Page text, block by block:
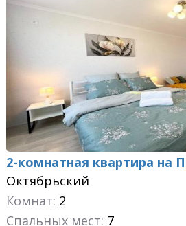
2-комнатная квартира на
Октябрьский
Комнат: 2
Спальных мест: 7